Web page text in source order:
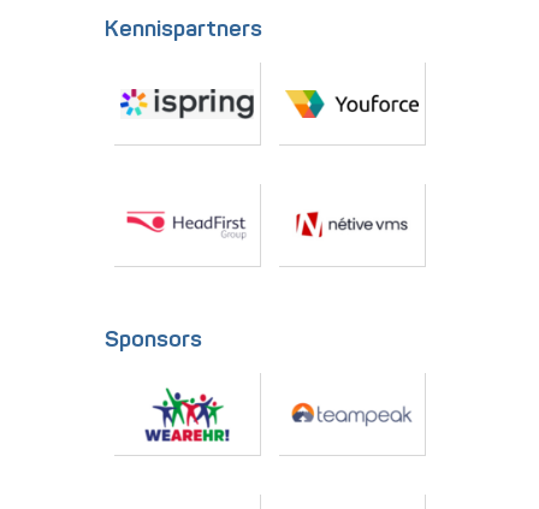
Kennispartners
Sponsors